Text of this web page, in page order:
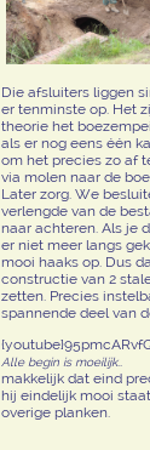
Die afsluiters liggen
er tenminste op. Het
theorie het
als er nog eens één
om het precies zo af
via molen naar de
Later zorg. We
verlengde van de
naar achteren. Als je
er niet meer langs
mooi haaks op. Dus
constructie van 2
zetten. Precies
spannende deel van
Alle begin is moeilijk..
makkelijk dat eind
hij eindelijk mooi
overige planken.